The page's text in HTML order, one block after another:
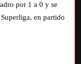
por 1 a 0 y se
en partido